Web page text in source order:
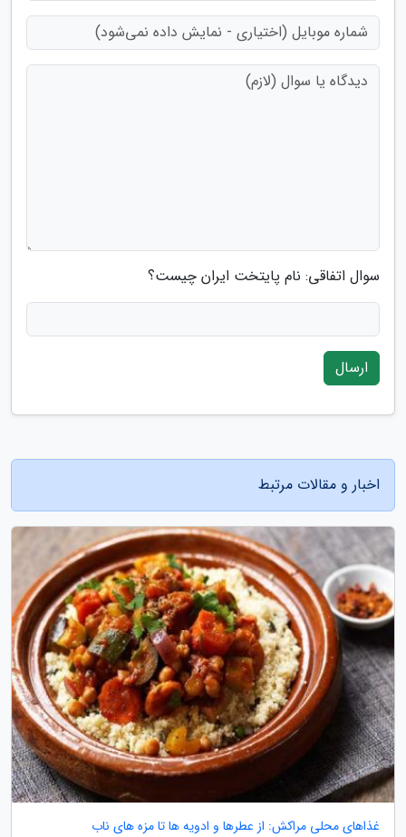
سوال اتفاقی: نام پایتخت ایران چیست؟
ارسال
اخبار و مقالات مرتبط
غذاهای محلی مراکش: از عطرها و ادویه ها تا مزه های ناب